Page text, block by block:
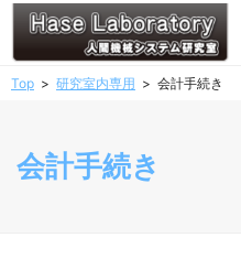
Top 研究室内専用 会計手続き
会計手続き